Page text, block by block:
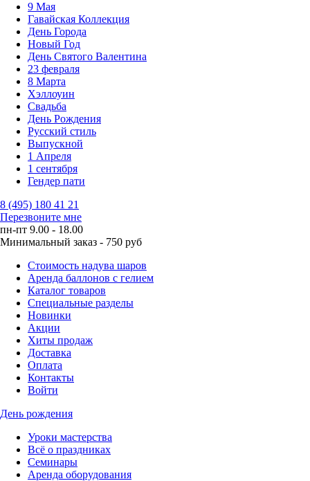
9 Мая
Гавайская Коллекция
День Города
Новый Год
День Святого Валентина
23 февраля
8 Марта
Хэллоуин
Свадьба
День Рождения
Русский стиль
Выпускной
1 Апреля
1 сентября
Гендер пати
8 (495) 180 41 21
Перезвоните мне
пн-пт 9.00 - 18.00
Минимальный заказ - 750 руб
Стоимость надува шаров
Аренда баллонов с гелием
Каталог товаров
Специальные разделы
Новинки
Акции
Хиты продаж
Доставка
Оплата
Контакты
Войти
День рождения
Уроки мастерства
Всё о праздниках
Семинары
Аренда оборудования